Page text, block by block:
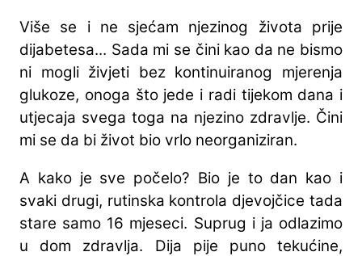
Više se i ne sjećam njezinog života prije
dijabetesa... Sada mi se čini kao da ne bismo
ni mogli živjeti bez kontinuiranog mjerenja
glukoze, onoga što jede i radi tijekom dana i
utjecaja svega toga na njezino zdravlje. Čini
mi se da bi život bio vrlo neorganiziran.
A kako je sve počelo? Bio je to dan kao i
svaki drugi, rutinska kontrola djevojčice tada
stare samo 16 mjeseci. Suprug i ja odlazimo
u dom zdravlja. Dija pije puno tekućine,